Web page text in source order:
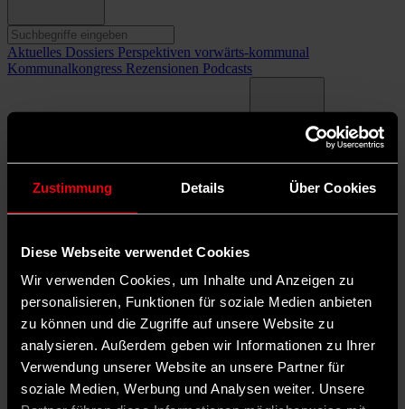
Zustimmung Details Über Cookies
Diese Webseite verwendet Cookies
Wir verwenden Cookies, um Inhalte und Anzeigen zu
personalisieren, Funktionen für soziale Medien anbieten
zu können und die Zugriffe auf unsere Website zu
analysieren. Außerdem geben wir Informationen zu Ihrer
Verwendung unserer Website an unsere Partner für
soziale Medien, Werbung und Analysen weiter. Unsere
Aktuelles Dossiers Perspektiven vorwärts-kommunal
Kommunalkongress Rezensionen Podcasts
Kommunalparlamente und Bürgerbeteiligung
In den Kreistagen, Stadt- und Gemeinderäten wird demokratisch
über die Zukunft der Kommunen entschieden. Die kommunale
Ebene gilt als besonders bürger*innennah. Wie gelingt gute
Bürgerbeteiligung? Und was macht eine gute und moderne
Ratsarbeit aus? Unser Dossier geht diesen Fragen nach.
Thomas Imo